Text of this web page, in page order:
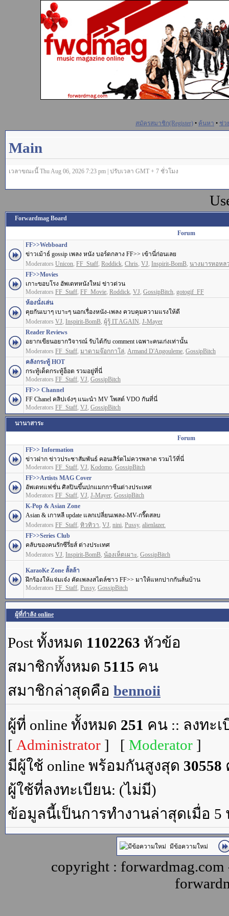
สมัครสมาชิก(Register) • ค้นหา • ช่ว
Main
เวลาขณะนี้ Thu Aug 06, 2026 7:23 pm | ปรับเวลา GMT + 7 ชั่วโมง
Forwardmag Board
Forum
FF>>Webboard
ข่าวเม้าธ์ gossip เพลง หนัง บอร์ดกลาง FF>> เข้านี่ก่อนเลย
Moderators Unicon, FF_Staff, Roddick, Chris, VJ, Inspirit-BomB, นางมารหอหล
FF>>Movies
เกาะขอบโรง อัพเดทหนังใหม่ ข่าวด่วน
Moderators FF_Staff, FF_Movie, Roddick, VJ, GossipBitch, gotogif_FF
ห้องนั่งเล่น
คุยกันเบาๆ เบาะๆ นอกเรื่องหนัง-เพลง ควบคุมความแรงให้ดี
Moderators VJ, Inspirit-BomB, ผู้รู้ IT AGAIN, J-Mayer
Reader Reviews
อยากเขียนอยากวิจารณ์ รับได้กับ comment เฉพาะคนเก่งเท่านั้น
Moderators FF_Staff, มาดามจ๊อกกาโล่, Armand D'Angouleme, GossipBitch
คลังกระทู้ HOT
กระทู้เด็ดกระทู้ฮ็อต รวมอยู่ที่นี่
Moderators FF_Staff, VJ, GossipBitch
FF>> Channel
FF Chanel คลิปเจ๋งๆ แนะนำ MV โพสต์ VDO กันที่นี่
Moderators FF_Staff, VJ, GossipBitch
นานาสาระ
Forum
FF>> Information
ข่าวฝาก ข่าวประชาสัมพันธ์ คอนเสิร์ตไม่ควรพลาด รวมไว้ที่นี่
Moderators FF_Staff, VJ, Kodomo, GossipBitch
FF>>Artists MAG Cover
อัพเดทแฟชั่น ศิลปินขึ้นปกแมกกาซีนต่างประเทศ
Moderators FF_Staff, VJ, J-Mayer, GossipBitch
K-Pop & Asian Zone
Asian & เกาหลี update แลกเปลี่ยนเพลง-MV-กรี๊ดสลบ
Moderators FF_Staff, ทิวทิวา, VJ, nini, Pussy, alienlazer.
FF>>Series Club
คลับของคนรักซีรี่ยส์ ต่างประเทศ
Moderators VJ, Inspirit-BomB, น้องเห็ดเผาะ, GossipBitch
KaraoKe Zone ลั้ลล้า
ฝึกร้องให้แจ่มเจ๋ง คัดเพลงสไตล์ชาว FF>> มาให้แหกปากกันลั่นบ้าน
Moderators FF_Staff, Pussy, GossipBitch
ผู้ที่กำลัง online
Post ทั้งหมด 1102263 หัวข้อ
สมาชิกทั้งหมด 5115 คน
สมาชิกล่าสุดคือ bennoii
ผู้ที่ online ทั้งหมด 251 คน :: ลงทะ
[ Administrator ] [ Moderator ]
มีผู้ใช้ online พร้อมกันสูงสุด 30558
ผู้ใช้ที่ลงทะเบียน: (ไม่มี)
ข้อมูลนี้เป็นการทำงานล่าสุดเมื่อ 5
มีข้อความใหม่
copyright :